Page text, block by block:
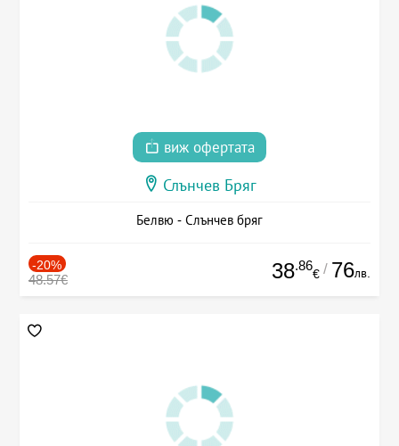
виж офертата
Слънчев Бряг
Белвю - Слънчев бряг
-20%
48.57€ 38.86
€ / 76лв.